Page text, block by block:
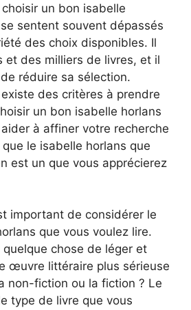
choisir un bon isabelle
sentent souvent dépassés
des choix disponibles. Il
et des milliers de livres, et il
réduire sa sélection.
des critères à prendre
un bon isabelle horlans
à affiner votre recherche
le isabelle horlans que
est un que vous apprécierez
important de considérer le
que vous voulez lire.
chose de léger et
œuvre littéraire plus sérieuse
non-fiction ou la fiction ? Le
type de livre que vous